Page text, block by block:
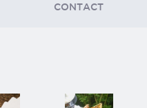
CONTACT